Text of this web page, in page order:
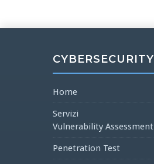
CYBERSECURITY
Home
Servizi
Vulnerability Assessment
Penetration Test